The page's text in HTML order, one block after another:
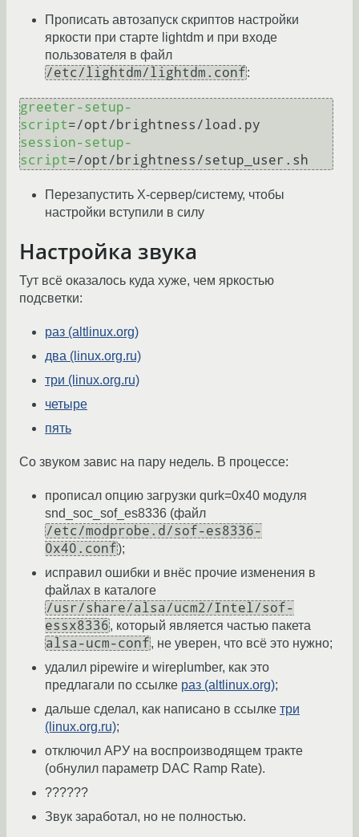
Прописать автозапуск скриптов настройки
яркости при старте lightdm и при входе
пользователя в файл
/etc/lightdm/lightdm.conf:
greeter-setup-
script=/
session-setup-
script=/
Перезапустить X-сервер/систему, чтобы
настройки вступили в силу
Настройка звука
Тут всё оказалось куда хуже, чем яркостью
подсветки:
раз (altlinux.org)
два (linux.org.ru)
три (linux.org.ru)
четыре
пять
Со звуком завис на пару недель. В процессе:
прописал опцию загрузки qurk=0x40 модуля
snd_soc_sof_es8336 (файл
/etc/modprobe.d/sof-es8336-
0x40.conf);
исправил ошибки и внёс прочие изменения в
файлах в каталоге
/usr/share/alsa/ucm2/Intel/sof-
essx8336, который является частью пакета
alsa-ucm-conf, не уверен, что всё это нужно;
удалил pipewire и wireplumber, как это
предлагали по ссылке раз (altlinux.org);
дальше сделал, как написано в ссылке три
(linux.org.ru);
отключил АРУ на воспроизводящем тракте
(обнулил параметр DAC Ramp Rate).
??????
Звук заработал, но не полностью.